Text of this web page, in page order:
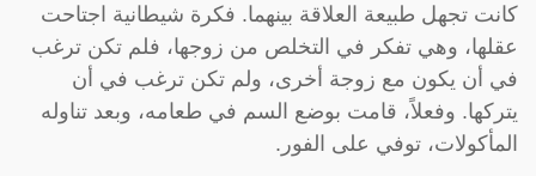
كانت تجهل طبيعة العلاقة بينهما. فكرة شيطانية اجتاحت
عقلها، وهي تفكر في التخلص من زوجها، فلم تكن ترغب
في أن يكون مع زوجة أخرى، ولم تكن ترغب في أن
يتركها. وفعلاً، قامت بوضع السم في طعامه، وبعد تناوله
المأكولات، توفي على الفور.